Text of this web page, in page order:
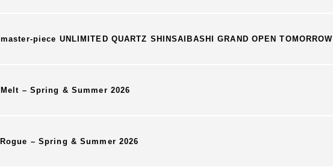
master-piece UNLIMITED QUARTZ SHINSAIBASHI GRAND OPEN TOMORROW
Melt – Spring & Summer 2026
Rogue – Spring & Summer 2026